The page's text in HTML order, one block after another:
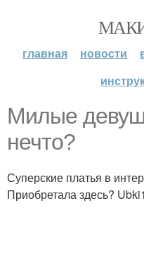
главная новости
Милые
нечто?
Суперские платья в
Приобретала здесь?